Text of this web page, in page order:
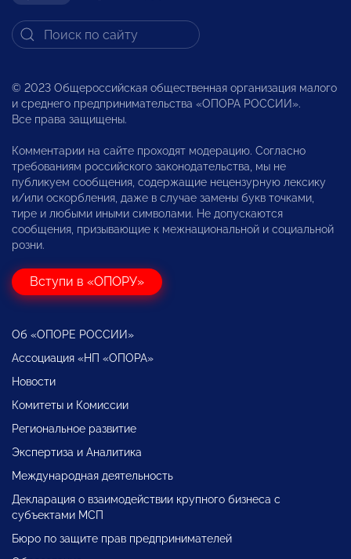
© 2023 Общероссийская общественная организация малого
и среднего предпринимательства «ОПОРА РОССИИ».
Все права защищены.
Комментарии на сайте проходят модерацию. Согласно
требованиям российского законодательства, мы не
публикуем сообщения, содержащие нецензурную лексику
и/или оскорбления, даже в случае замены букв точками,
тире и любыми иными символами. Не допускаются
сообщения, призывающие к межнациональной и социальной
розни.
Вступи в «ОПОРУ»
Об «ОПОРЕ РОССИИ»
Ассоциация «НП «ОПОРА»
Новости
Комитеты и Комиссии
Региональное развитие
Экспертиза и Аналитика
Международная деятельность
Декларация о взаимодействии крупного бизнеса с
субъектами МСП
Бюро по защите прав предпринимателей